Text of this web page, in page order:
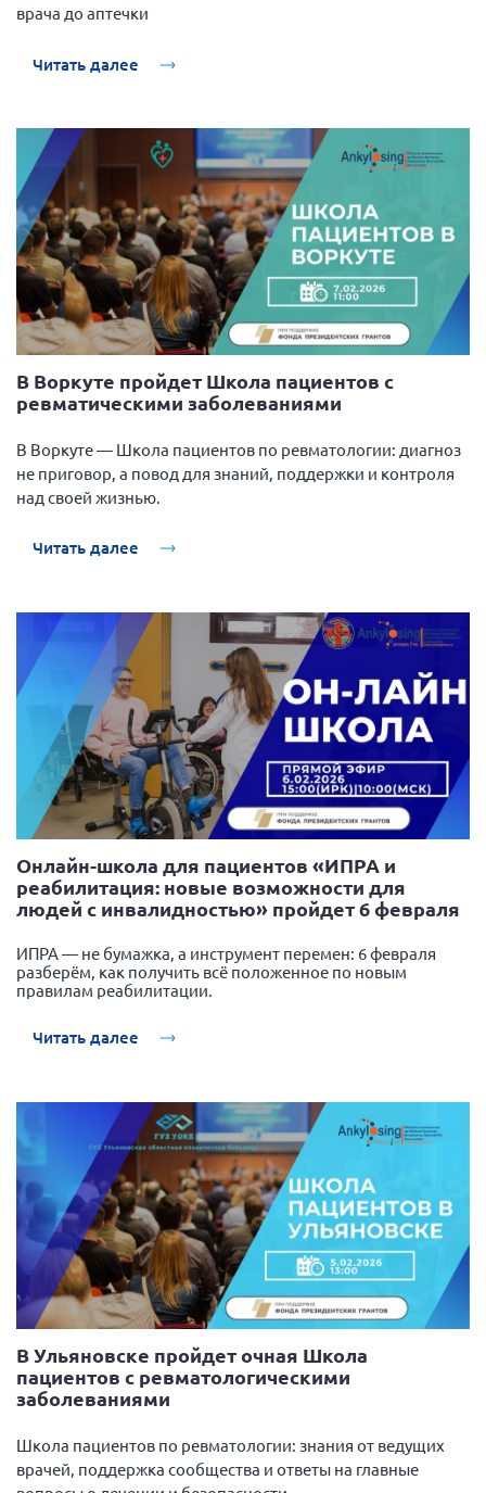
Архангельская область
Волгоградская область
Воронежская область
Ивановская область
Калининградская область
Кемеровская область
Кировская область
Краснодарский край
Красноярский край
Липецкая область
г. Москва
Московская область
Мурманская область
Новгородская область
Новосибирская область
Омская область
Оренбургская область
Пензенская область
Республика Башкортостан
Республика Бурятия
Республика Карелия
Республика Калмыкия
Республика Хакасия
Ростовская область
г. Санкт-Петербург
Самарская область ПРИЗМА
Самарская область СГОРС
Свердловская область
Смоленская область
Ставропольский край
Сахалинская область
Томская область
Ульяновская область
Челябинская область
Ярославская область
врача до аптечки
Читать далее
В Воркуте пройдет Школа пациентов с
ревматическими заболеваниями
В Воркуте — Школа пациентов по ревматологии: диагноз
не приговор, а повод для знаний, поддержки и контроля
над своей жизнью.
Читать далее
Онлайн-школа для пациентов «ИПРА и
реабилитация: новые возможности для
людей с инвалидностью» пройдет 6 февраля
ИПРА — не бумажка, а инструмент перемен: 6 февраля
разберём, как получить всё положенное по новым
правилам реабилитации.
Читать далее
В Ульяновске пройдет очная Школа
пациентов с ревматологическими
заболеваниями
Школа пациентов по ревматологии: знания от ведущих
врачей, поддержка сообщества и ответы на главные